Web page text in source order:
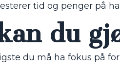
tid og penger på
du
du må ha fokus på